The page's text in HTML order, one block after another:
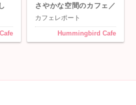
さやかな空間のカフェ／
大宮・日進「Humming
bird Cafe」
カフェレポート
Hummingbird Cafe